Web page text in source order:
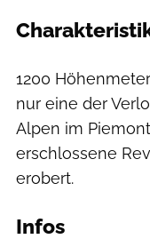
1200
nur eine der
Alpen im
erschlossene
erobert.
Infos